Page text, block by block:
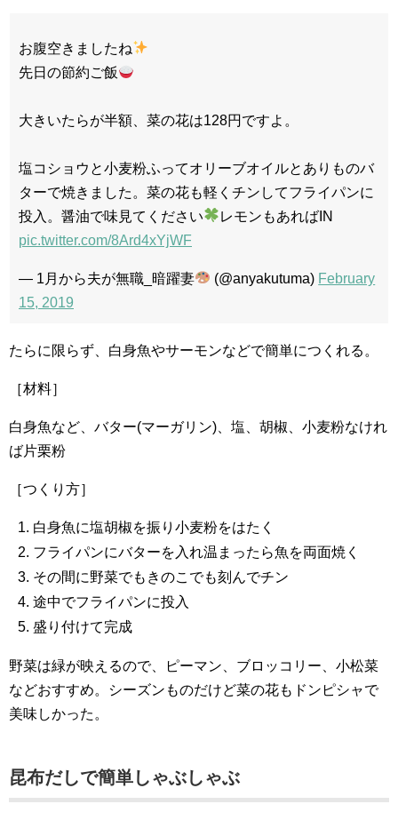
お腹空きましたね
先日の節約ご飯
大きいたらが半額、菜の花は128円ですよ。
塩コショウと小麦粉ふってオリーブオイルとありものバ
ターで焼きました。菜の花も軽くチンしてフライパンに
投入。醤油で味見てください
レモンもあればIN
pic.twitter.com/8Ard4xYjWF
— 1月から夫が無職_暗躍妻 (@anyakutuma) February
15, 2019
たらに限らず、白身魚やサーモンなどで簡単につくれる。
［材料］
白身魚など、バター(マーガリン)、塩、胡椒、小麦粉なけれ
ば片栗粉
［つくり方］
白身魚に塩胡椒を振り小麦粉をはたく
フライパンにバターを入れ温まったら魚を両面焼く
その間に野菜でもきのこでも刻んでチン
途中でフライパンに投入
盛り付けて完成
野菜は緑が映えるので、ピーマン、ブロッコリー、小松菜
などおすすめ。シーズンものだけど菜の花もドンピシャで
美味しかった。
昆布だしで簡単しゃぶしゃぶ